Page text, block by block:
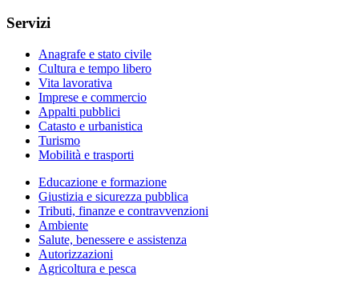
Servizi
Anagrafe e stato civile
Cultura e tempo libero
Vita lavorativa
Imprese e commercio
Appalti pubblici
Catasto e urbanistica
Turismo
Mobilità e trasporti
Educazione e formazione
Giustizia e sicurezza pubblica
Tributi, finanze e contravvenzioni
Ambiente
Salute, benessere e assistenza
Autorizzazioni
Agricoltura e pesca